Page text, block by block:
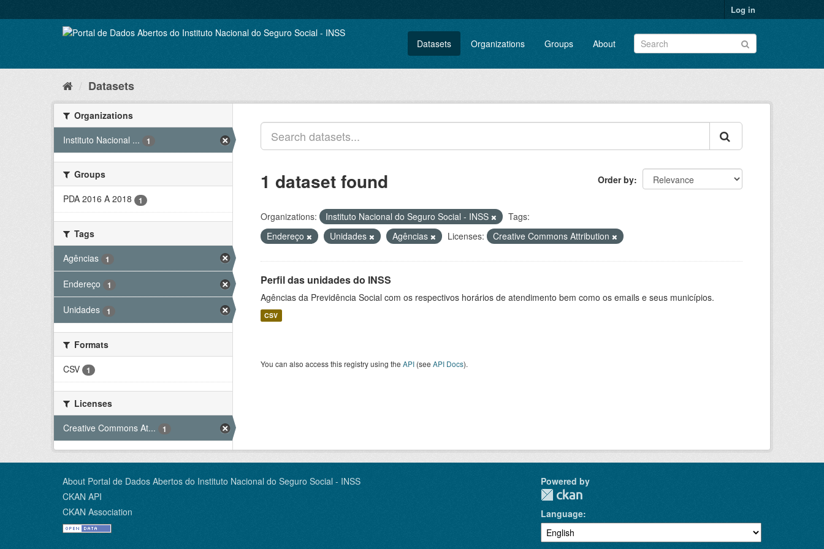
to
Log in
Datasets Organizations Groups About
Datasets
Organizations
Instituto Nacional ...
1
Groups
PDA 2016 A 2018
1
Tags
Agências
1
Endereço 1
Unidades 1
Formats
CSV
1
Licenses
Creative Commons At...
1
Order by
1 dataset found
Organizations: Instituto Nacional do Seguro Social - INSS
Tags:
Endereço
Unidades Agências Licenses: Creative Commons Attribution
Perfil das unidades do INSS
Agências da Previdência Social com os respectivos horários de atendimento bem como os emails e seus municípios.
CSV
You can also access this registry using the API (see API Docs).
About Portal de Dados Abertos do Instituto Nacional do Seguro Social - INSS
CKAN API
CKAN Association
Powered by
Language